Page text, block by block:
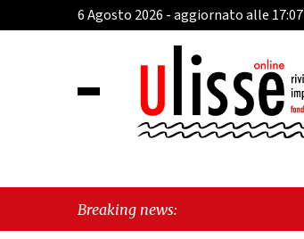
6 Agosto 2026 - aggiornato alle 17:07
Breaking news: